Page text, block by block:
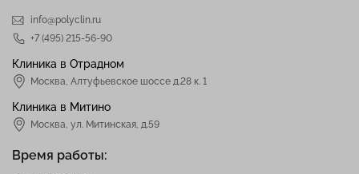
info@polyclin.ru
+7 (495) 215-56-90
Клиника в Отрадном
Москва, Алтуфьевское шоссе д.28 к. 1
Клиника в Митино
Москва, ул. Митинская, д.59
Время работы: